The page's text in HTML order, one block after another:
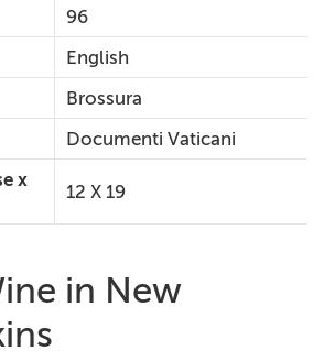
96
English
Brossura
Documenti Vaticani
x
12 X 19
in New